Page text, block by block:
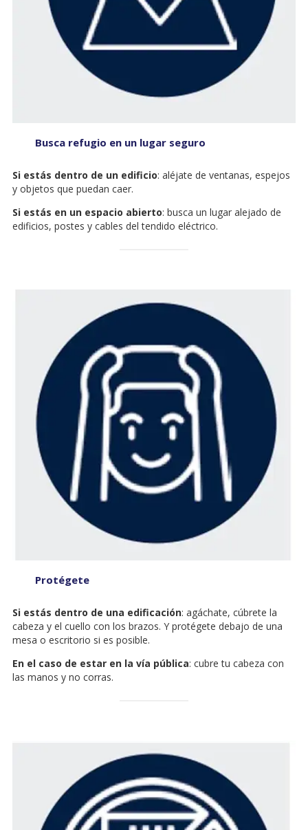
Busca refugio en un lugar seguro
Si estás dentro de un edificio: aléjate de ventanas, espejos
y objetos que puedan caer.
Si estás en un espacio abierto: busca un lugar alejado de
edificios, postes y cables del tendido eléctrico.
Protégete
Si estás dentro de una edificación: agáchate, cúbrete la
cabeza y el cuello con los brazos. Y protégete debajo de una
mesa o escritorio si es posible.
En el caso de estar en la vía pública: cubre tu cabeza con
las manos y no corras.